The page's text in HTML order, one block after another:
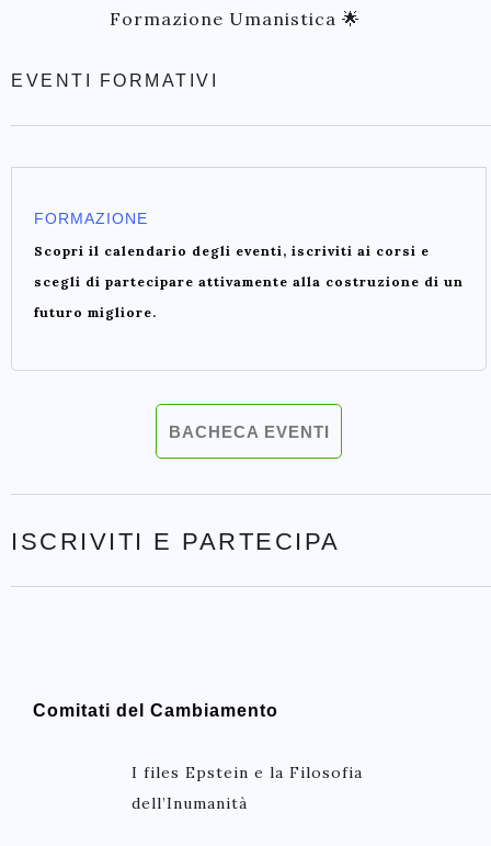
Formazione Umanistica 🌟
EVENTI FORMATIVI
FORMAZIONE
Scopri il calendario degli eventi, iscriviti ai corsi e
scegli di partecipare attivamente alla costruzione di un
futuro migliore.
BACHECA EVENTI
ISCRIVITI E PARTECIPA
Comitati del Cambiamento
I files Epstein e la Filosofia
dell’Inumanità